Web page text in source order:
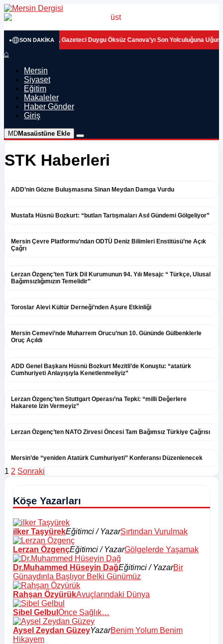
SON DAKIKA
ile Meral Seçer, Gazeteci Duygu Öksüz Canova’yı Son Yolculuğuna Uğurladı
⌂
Mersin
Siyaset
Eğitim
Makaleler
Haber Gönder
Giriş
MDMasaüstüne Ekle
STK Haberleri
ADD’nin Gözne Buluşmasına Sinan Meydan Damga Vurdu
Mustafa Hüsnü Bozkurt: “butlan Tartışmaları Asıl Gündemi Gölgeliyor”
Mersin Çevre Platformu’ndan ODTÜ Deniz Bilimleri Enstitüsü’ne Açık
Çağrı
Lerzan Özgenç’ten Türk Dil Kurumunun 94. Yılı Mesajı: “ Türkçe, Ulusal
Bağımsızlığımızın Temelidir”
Toroslar Alevi Kültür Derneği’nden Aşure Etkinliği
Mersin Cemevi’nde Muharrem Orucu’nun 10. Gününde Gülbenklerle
Oruç Açıldı
ADD Genel Başkanı Hüsnü Bozkurt Mezitli’de Konuştu: “atatürk
Cumhuriyeti Anlayışıyla Kenetlenmeliyiz”
Lerzan Özgenç’ten Stuttgart Operası’na Tepki: “milli Değerlere
Hakarete İzin Vermeyiz”
Lerzan Özgenç’ten NATO Zirvesi Öncesi Tam Bağımsız Türkiye Çağrısı
Mersin’de “yeniden Atatürk Cumhuriyeti” Konferansı Düzenlenecek
Yazı
1 2 Sonraki
Köşe Yazarları
ilker TaşyürekEğitimci / YazarSırtından Vurulmak
Lerzan ÖzgençEğitimci / YazarGölgelerde Yaşamak
Dr.Muhammed Hüseyin DağEğitimci / YazarBir
Günaydınla Başlıyor Belki Günümüz
Rahşan ÖzyürükAvuçlarındaki Dünya
Sibel Gelbul Önce Sağlık…
Aysel Zeydan GüzeyYazarBenim Yolum Benim
Hikayem